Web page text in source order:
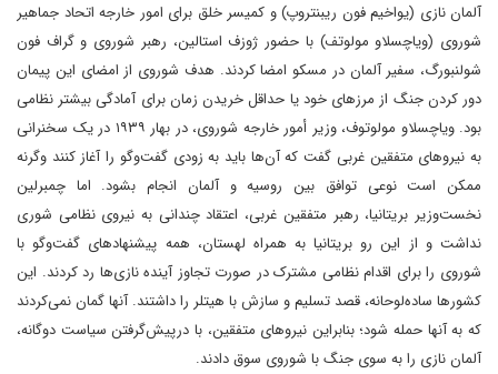
آلمان نازی (یواخیم فون ریبنتروپ) و کمیسر خلق برای امور خارجه اتحاد جماهیر
شوروی (ویاچسلاو مولوتف) با حضور ژوزف استالین، رهبر شوروی و گراف فون
شولنبورگ، سفیر آلمان در مسکو امضا کردند. هدف شوروی از امضای این پیمان
دور کردن جنگ از مرزهای خود یا حداقل خریدن زمان برای آمادگی بیشتر نظامی
بود. ویاچسلاو مولوتوف، وزیر أمور خارجه شوروی، در بهار ۱۹۳۹ در یک سخنرانی
به نیروهای متفقین غربی گفت که آن‌ها باید به زودی گفت‌وگو را آغاز کنند وگرنه
ممکن است نوعی توافق بین روسیه و آلمان انجام بشود. اما چمبرلین
نخست‌وزیر بریتانیا، رهبر متفقین غربی، اعتقاد چندانی به نیروی نظامی شوری
نداشت و از این رو بریتانیا به همراه لهستان، همه پیشنهادهای گفت‌وگو با
شوروی را برای اقدام نظامی مشترک در صورت تجاوز آینده نازی‌ها رد کردند. این
کشورها ساده‌لوحانه، قصد تسلیم و سازش با هیتلر را داشتند. آنها گمان نمی‌کردند
که به آنها حمله شود؛ بنابراین نیروهای متفقین، با درپیش‌گرفتن سیاست دوگانه،
آلمان نازی را به سوی جنگ با شوروی سوق دادند.